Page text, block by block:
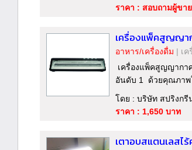
ราคา : สอบถามผู้ขาย
เครื่องแพ็คสูญญาก
อาหาร/เครื่องดื่ม | เค
เครื่องแพ็คสูญญากา
อันดับ 1 ด้วยคุณภาพ
โดย : บริษัท สปริงก
ราคา : 1,650 บาท
เตาอบสแตนเลสไ